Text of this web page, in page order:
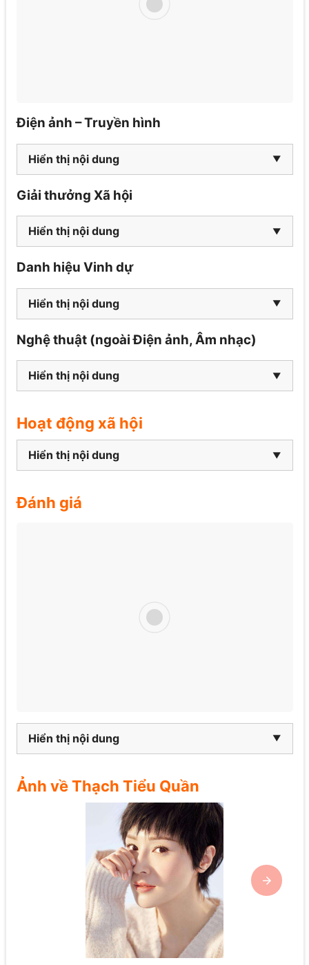
Điện ảnh – Truyền hình
Hiển thị nội dung
Giải thưởng Xã hội
Hiển thị nội dung
Danh hiệu Vinh dự
Hiển thị nội dung
Nghệ thuật (ngoài Điện ảnh, Âm nhạc)
Hiển thị nội dung
Hoạt động xã hội
Hiển thị nội dung
Đánh giá
Hiển thị nội dung
Ảnh về Thạch Tiểu Quần